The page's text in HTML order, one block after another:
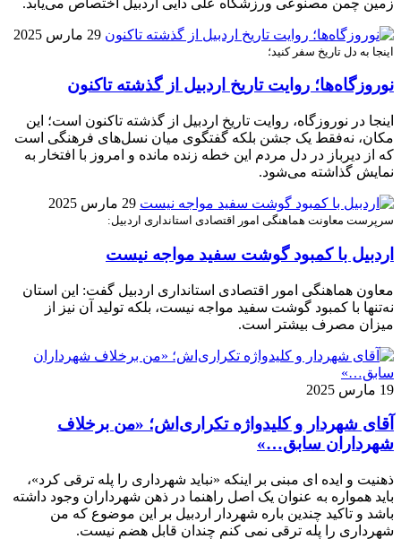
29 مارس 2025
اینجا به دل تاریخ سفر کنید؛
نوروزگاه‌ها؛ روایت تاریخ اردبیل از گذشته تاکنون
اینجا در نوروزگاه، روایت تاریخ اردبیل از گذشته تا‌کنون است؛ این
مکان، نه‌فقط یک جشن بلکه گفتگوی میان نسل‌های فرهنگی است
که از دیرباز در دل مردم این خطه زنده مانده و امروز با افتخار به
نمایش گذاشته می‌شود.
29 مارس 2025
سرپرست معاونت هماهنگی امور اقتصادی استانداری اردبیل:
اردبیل با کمبود گوشت سفید مواجه نیست
معاون هماهنگی امور اقتصادی استانداری اردبیل گفت: این استان
نه‌تنها با کمبود گوشت سفید مواجه نیست، بلکه تولید آن نیز از
میزان مصرف بیشتر است.
19 مارس 2025
آقای شهردار و کلیدواژه تکراری‌اش؛ «من برخلاف
شهرداران سابق…»
ذهنیت و ایده ای مبنی بر اینکه «نباید شهرداری را پله ترقی کرد»،
باید همواره به عنوان یک اصل راهنما در ذهن شهرداران وجود داشته
باشد و تاکید چندین باره شهردار اردبیل بر این موضوع که من
شهرداری را پله ترقی نمی کنم چندان قابل هضم نیست.